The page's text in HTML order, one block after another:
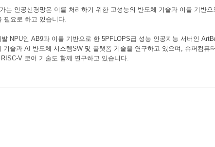
는 인공신경망은 이를 처리하기 위한 고성능의 반도체 기술과 이를 기반
필요로 하고 있습니다.
NPU인 AB9과 이를 기반으로 한 5PFLOPS급 성능 인공지능 서버인
술과 AI 반도체 시스템SW 및 플랫폼 기술을 연구하고 있으며, 슈퍼컴퓨
V 코어 기술도 함께 연구하고 있습니다.